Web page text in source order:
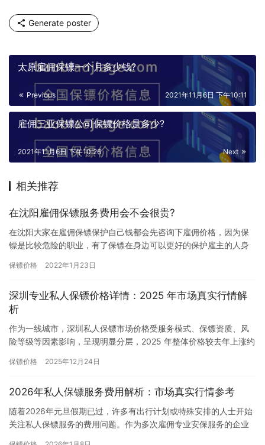
Generate poster
太原雇佣保镖一个月多少钱?
Previous 2021年11月6日 下午10:11
雇佣三亚保镖公司保镖价格是多少?
Next
2021年11月6日 下午10:26
相关推荐
在沈阳雇佣保镖服务费用会不会很贵?
在沈阳大家在雇佣保镖保护自己钱都会先咨询下雇佣价格，因为保
镖是比较危险的职业，有了保镖在身边可以更好的保护雇主的人身
主人身…
保镖价格 2022年1月23日
深圳专业私人保镖价格详情：2025 年市场真实行情解
析​
作为一线城市，深圳私人保镖市场价格受服务模式、保镖资质、风
险等级等因素影响，呈现明显分层，2025 年整体价格较去年上涨约
保镖价格 2025年12月24日
2026年私人保镖服务费用解析：市场真实行情参考
随着2026年元旦假期已过，许多有出行计划或特殊安排的人士开始
关注私人保镖服务的费用问题。作为多次雇佣专业安保服务的企业